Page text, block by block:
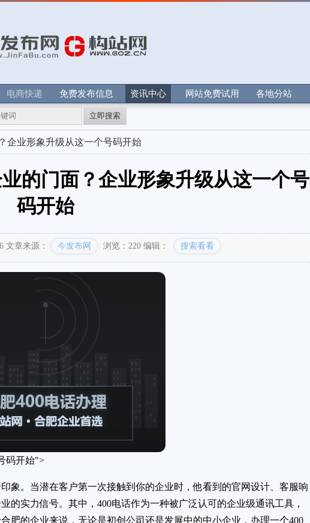
电商快递 免费发布信息 资讯中心 网站免费试用 各地分站
立即搜索
企业形象升级从这一个号码开始
的门面？企业形象升级从这一个号
码开始
文章来源： 今发布网 浏览：220 编辑： 搜索看看
码开始">
象。当潜在客户第一次接触到你的企业时，他看到的官网设计、客服响
的实力信号。其中，400电话作为一种被广泛认可的企业级通讯工具，
肥的企业来说，无论是初创公司还是发展中的中小企业，办理一个400